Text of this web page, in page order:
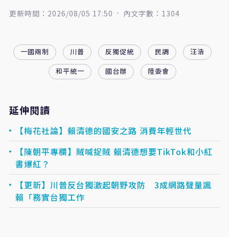
更新時間：2026/08/05 17:50 內文字數：1304
一國兩制 川普 反獨促統 民調
汪浩
和平統一
國台辦 陸委會
延伸閱讀
【梅花社論】賴清德的國安之路 消費年輕世代
【陳朝平專欄】賊喊捉賊 賴清德想要TikTok和小紅
書爆紅？
【更新】川普反台獨激起朝野攻防 3成網路聲量諷
賴「務實台獨工作